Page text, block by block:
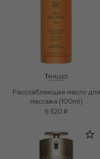
Расслабляющее масло для
массажа (100ml)
6 320 ₽